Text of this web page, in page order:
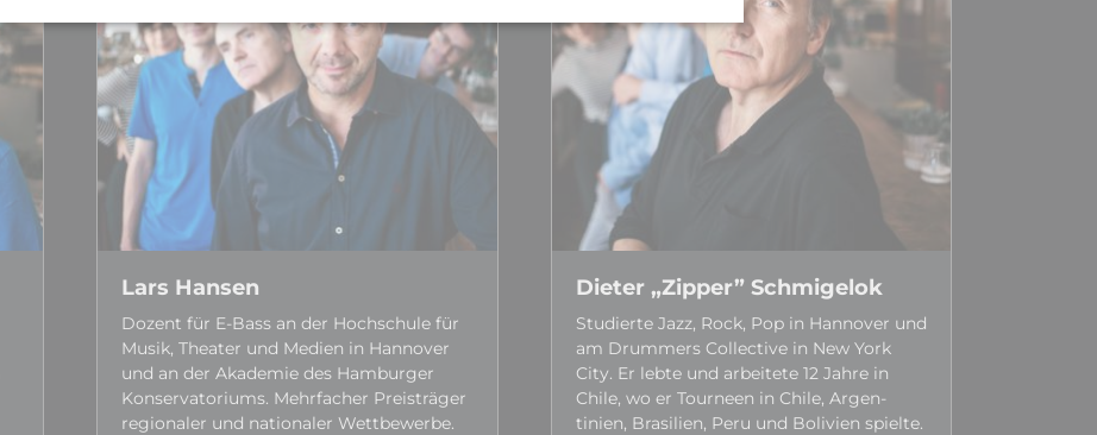
Lars Hansen
Dozent für E-Bass an der Hoch­schule für
Musik, Theater und Medien in Hannover
und an der Akademie des Hamburger
Kon­serva­toriums. Mehr­facher Preis­träger
regionaler und nationaler Wett­bewerbe.
Dieter „Zipper” Schmigelok
Studierte Jazz, Rock, Pop in Hannover und
am Drummers Collec­tive in New York
City. Er lebte und arbeitete 12 Jahre in
Chile, wo er Tourneen in Chile, Argen­
tinien, Brasi­lien, Peru und Bolivien spielte.